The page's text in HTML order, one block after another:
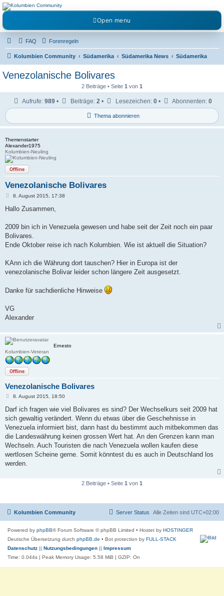
Kolumbienforum - Das
grosse Forum der
Freunde Kolumbiens
Reisen, Auswandern, Kultur, Politik, Geschichte und Visum in Kolumbien und Venezuela.
Austausch, Erfahrungen und Gemeinschaft im Kolumbienforum
Open menu
FAQ Forenregeln
Kolumbien Community Südamerika Südamerika News Südamerika
Venezolanische Bolivares
2 Beiträge • Seite 1 von 1
Thema abonnieren
Aufrufe: 989 • Beiträge: 2 • Lesezeichen: 0 • Abonnenten: 0
Themenstarter
Alexander1975
Kolumbien-Neuling
Offline
Venezolanische Bolivares
B
i
a
8. August 2015, 17:38
Hallo Zusammen,
2009 bin ich in Venezuela gewesen und habe seit der Zeit noch ein paar
Bolivares.
Ende Oktober reise ich nach Kolumbien. Wie ist aktuell die Situation?
KAnn ich die Währung dort tauschen? Hier in Europa ist der
venezolanische Bolivar leider schon längere Zeit ausgesetzt.
Danke für sachdienliche Hinweise
VG
Alexander
Ernesto
Kolumbien-Veteran
Offline
Venezolanische Bolivares
B
i
r
a
8. August 2015, 18:50
Darf ich fragen wie viel Bolivares es sind? Der Wechselkurs seit 2009 hat
sich gewaltig verändert. Wenn du etwas über die Geschehnisse in
Venezuela informiert bist, dann hast du bestimmt auch mitbekommen das
die Landeswährung keinen grossen Wert hat. An den Grenzen kann man
Wechseln. Auch Touristen die nach Venezuela wollen kaufen diese
wertlosen Scheine gerne. Somit könntest du es auch in Deutschland los
werden.
2 Beiträge • Seite 1 von 1
Kolumbien Community Alle Zeiten sind UTC+02:00
Server Status
Powered by phpBB® Forum Software © phpBB Limited • Hostet by HOSTINGER
Deutsche Übersetzung durch phpBB.de • Bot protection by FULL-STACK
Datenschutz || Nutzungsbedingungen || Impressum
Time: 0.044s | Peak Memory Usage: 5.58 MiB | GZIP: On